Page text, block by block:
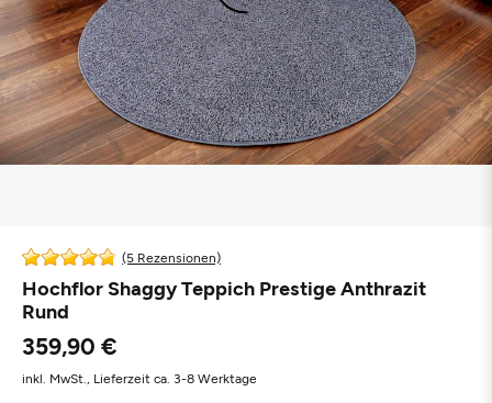
(5 Rezensionen)
Hochflor Shaggy Teppich Prestige Anthrazit
Rund
359,90 €
inkl. MwSt., Lieferzeit ca. 3-8 Werktage